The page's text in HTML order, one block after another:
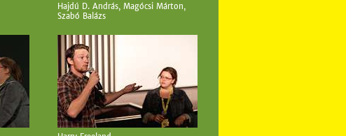
Hajdú D. András, Magócsi Márton,
Szabó Balázs